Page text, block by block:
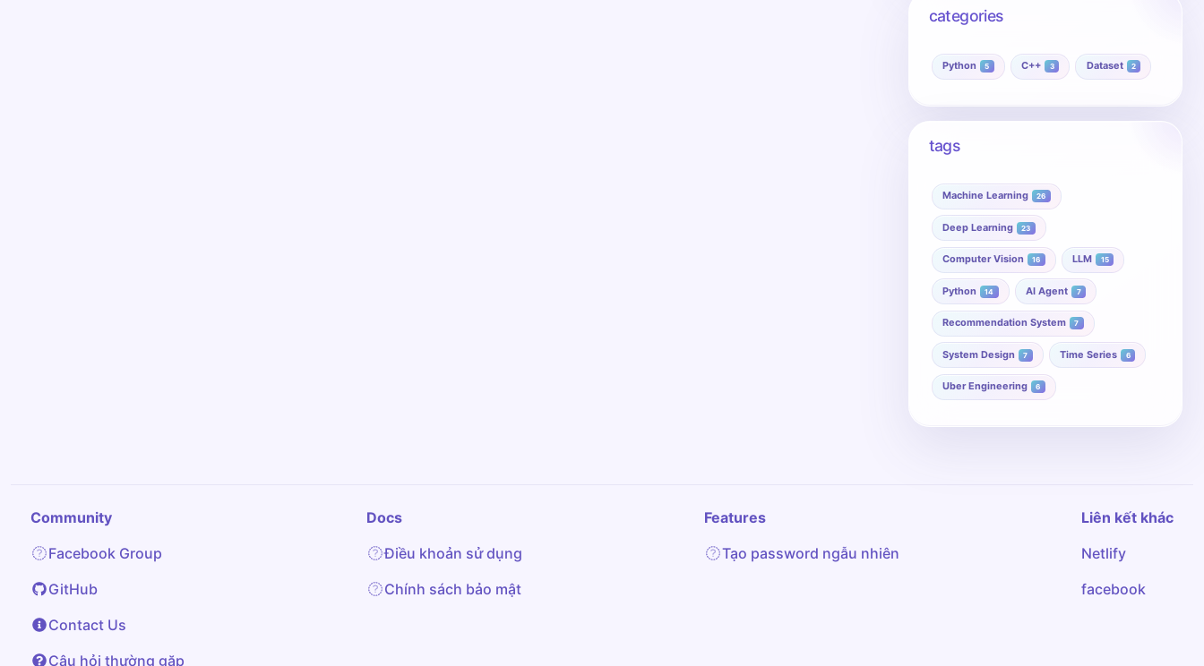
categories
Python 5 C++ 3 Dataset 2
tags
Machine Learning 26
Deep Learning 23
Computer Vision 16 LLM 15
Python 14 AI Agent 7
Recommendation System 7
System Design 7 Time Series 6
Uber Engineering 6
Community
Facebook Group
GitHub
Contact Us
Câu hỏi thường gặp
Docs
Điều khoản sử dụng
Chính sách bảo mật
Features
Tạo password ngẫu nhiên
Liên kết khác
Netlify
facebook